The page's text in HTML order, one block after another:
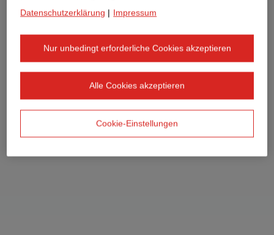
Datenschutzerklärung | Impressum
Nur unbedingt erforderliche Cookies akzeptieren
Alle Cookies akzeptieren
Cookie-Einstellungen